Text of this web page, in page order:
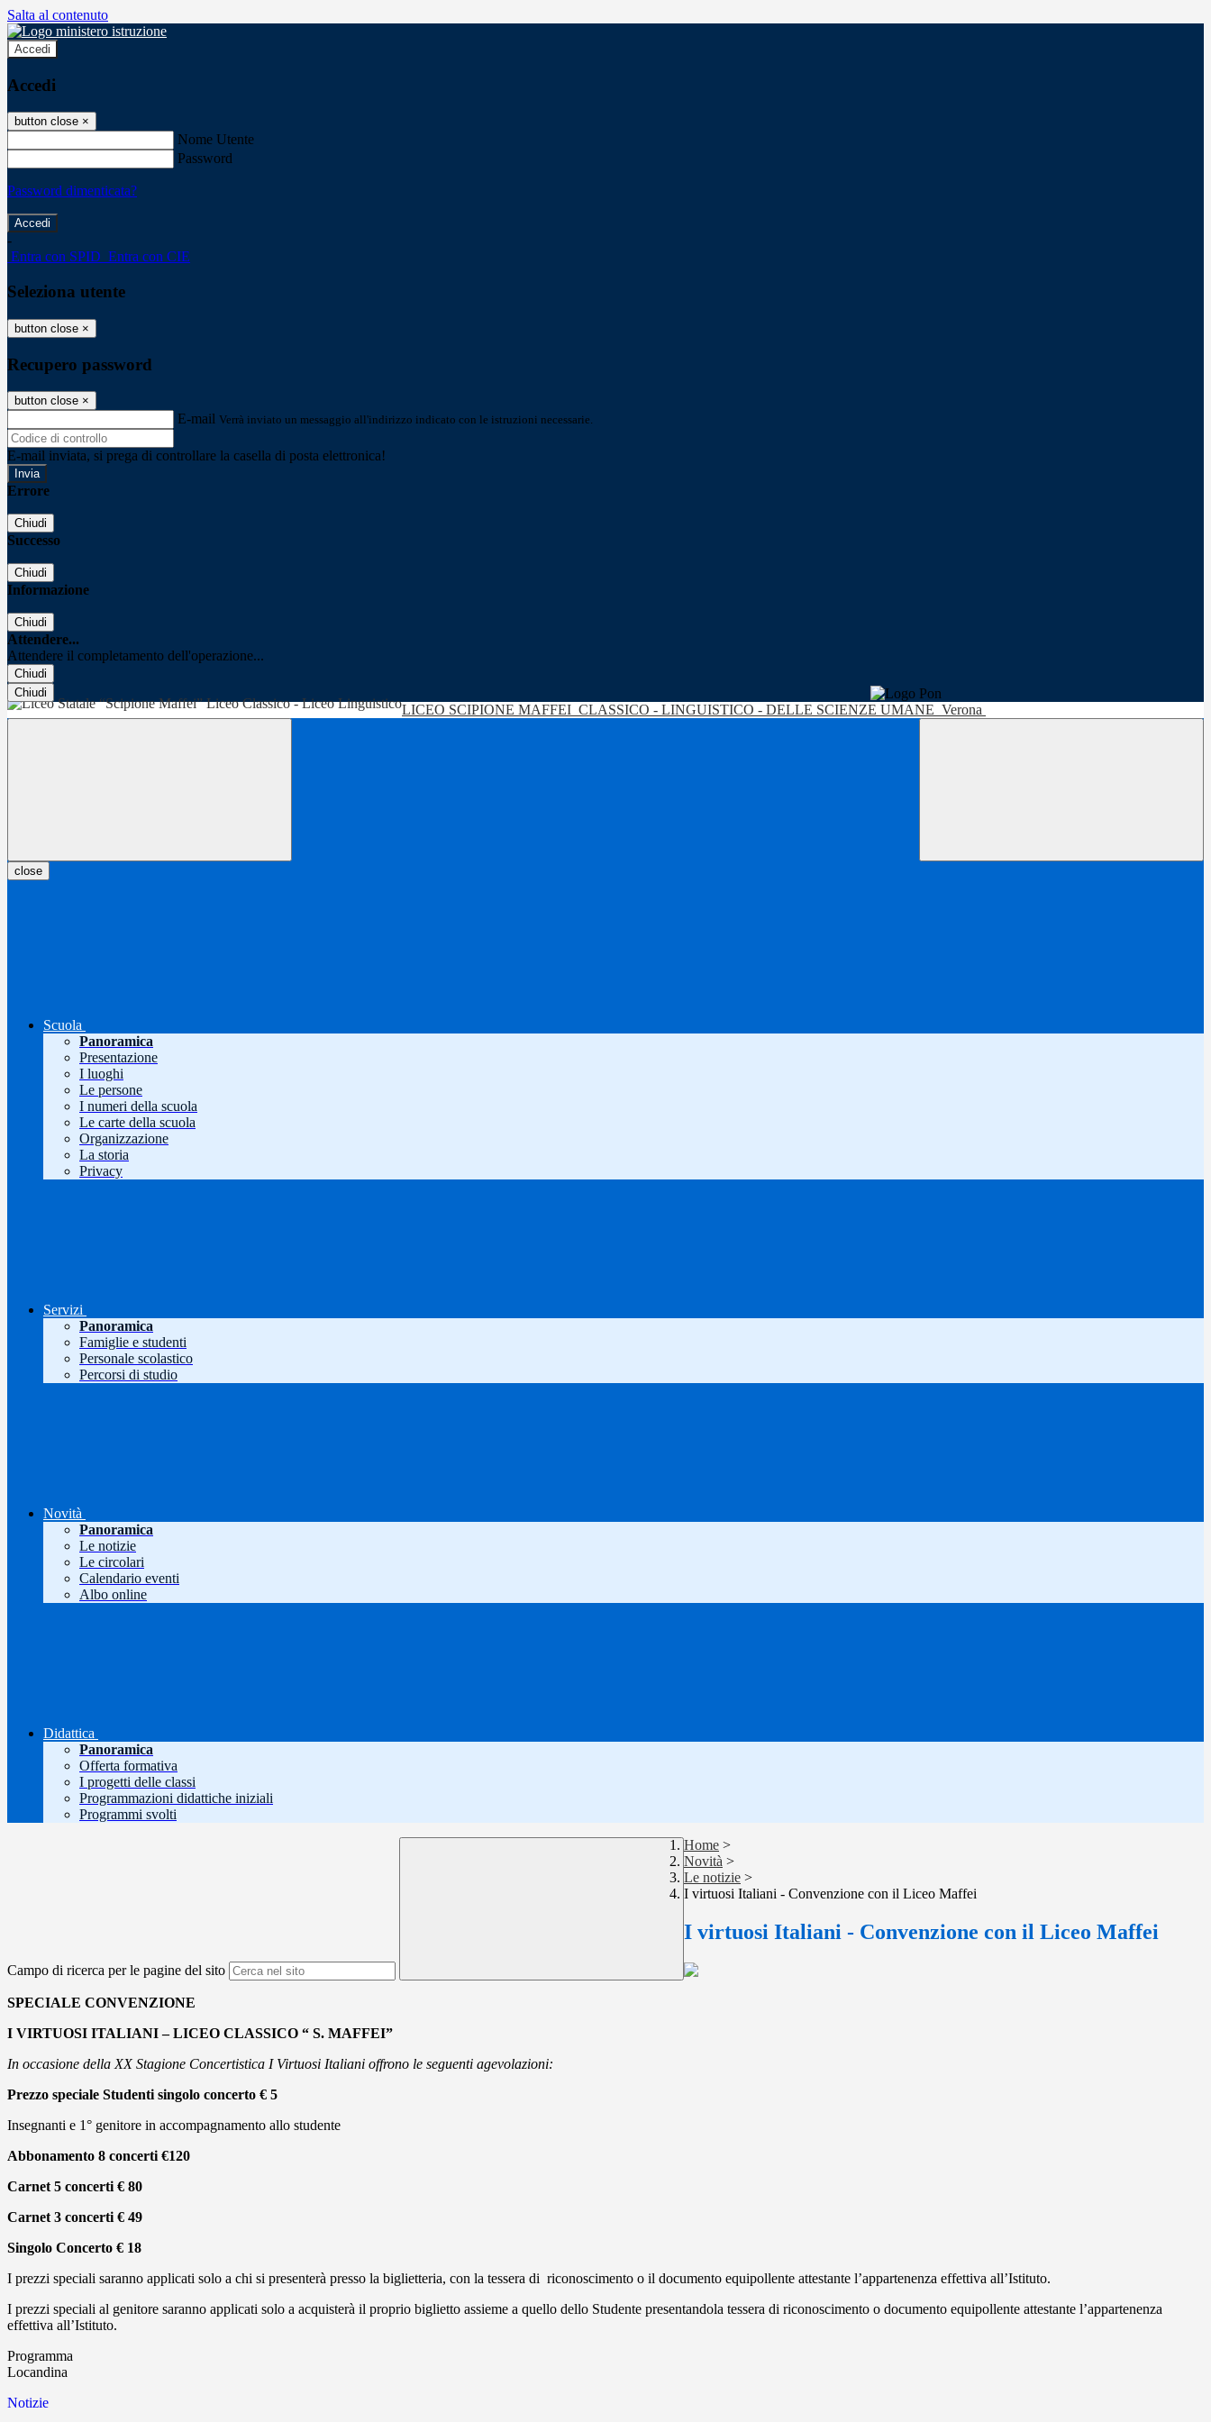
Salta al contenuto
Accedi
Accedi
button close ×
Nome Utente
Password
Password dimenticata?
-
Entra con SPID Entra con CIE
Seleziona utente
button close ×
Recupero password
button close ×
E-mail Verrà inviato un messaggio all'indirizzo indicato con le istruzioni necessarie.
E-mail inviata, si prega di controllare la casella di posta elettronica!
Errore
Chiudi
Successo
Chiudi
Informazione
Chiudi
Attendere...
Attendere il completamento dell'operazione...
Chiudi
Chiudi
LICEO SCIPIONE MAFFEI CLASSICO - LINGUISTICO - DELLE SCIENZE UMANE Verona
close
Scuola
Panoramica
Presentazione
I luoghi
Le persone
I numeri della scuola
Le carte della scuola
Organizzazione
La storia
Privacy
Servizi
Panoramica
Famiglie e studenti
Personale scolastico
Percorsi di studio
Novità
Panoramica
Le notizie
Le circolari
Calendario eventi
Albo online
Didattica
Panoramica
Offerta formativa
I progetti delle classi
Programmazioni didattiche iniziali
Programmi svolti
Campo di ricerca per le pagine del sito
Home >
Novità >
Le notizie >
I virtuosi Italiani - Convenzione con il Liceo Maffei
I virtuosi Italiani - Convenzione con il Liceo Maffei
SPECIALE CONVENZIONE
I VIRTUOSI ITALIANI – LICEO CLASSICO “ S. MAFFEI”
In occasione della XX Stagione Concertistica I Virtuosi Italiani offrono le seguenti agevolazioni:
Prezzo speciale Studenti singolo concerto € 5
Insegnanti e 1° genitore in accompagnamento allo studente
Abbonamento 8 concerti €120
Carnet 5 concerti € 80
Carnet 3 concerti € 49
Singolo Concerto € 18
I prezzi speciali saranno applicati solo a chi si presenterà presso la biglietteria, con la tessera di riconoscimento o il documento equipollente attestante l’appartenenza effettiva all’Istituto.
I prezzi speciali al genitore saranno applicati solo a acquisterà il proprio biglietto assieme a quello dello Studente presentandola tessera di riconoscimento o documento equipollente attestante l’appartenenza
effettiva all’Istituto.
Programma
Locandina
Notizie